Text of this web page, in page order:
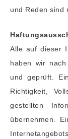
und Reden sind
Alle auf dieser
haben wir
und geprüft.
Richtigkeit,
gestellten
übernehmen.